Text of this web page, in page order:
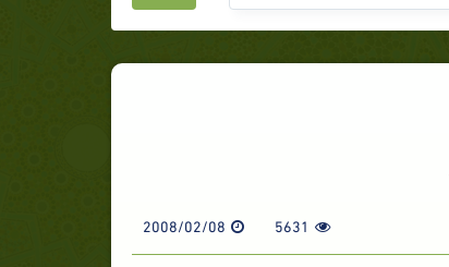
5631
2008/02/08